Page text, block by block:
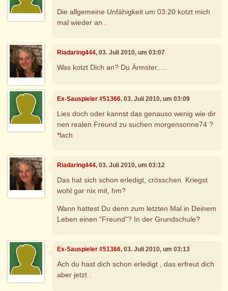
Die allgemeine Unfähigkeit um 03:20 kotzt mich
mal wieder an .
Riadaring444, 03. Juli 2010, um 03:07
Was kotzt Dich an? Du Ärmster.....
Ex-Sauspieler #51366, 03. Juli 2010, um 03:09
Lies doch oder kannst das genauso wenig wie dir
nen realen Freund zu suchen morgensonne74 ?
*lach
Riadaring444, 03. Juli 2010, um 03:12
Das hat sich schon erledigt, crösschen. Kriegst
wohl gar nix mit, hm?
Wann hattest Du denn zum letzten Mal in Deinem
Leben einen "Freund"? In der Grundschule?
Ex-Sauspieler #51366, 03. Juli 2010, um 03:13
Ach du hast dich schon erledigt , das erfreut dich
aber jetzt .